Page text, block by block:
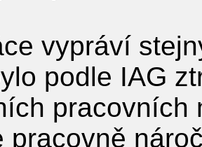
vypráví
podle IAG
pracovních
pracovně